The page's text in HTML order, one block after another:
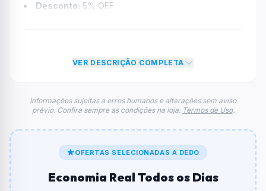
Desconto: 5% OFF
Na prática, a empresaElectroluxdará um desconto de
cupom.
FAQ – Cupom Electrolux
De quanto é o desconto?
O cupom dá5% OFFem compras.
VER DESCRIÇÃO COMPLETA
Informações sujeitas a erros humanos e alterações sem aviso
prévio. Confira sempre as condições na loja. Termos de Uso.
OFERTAS SELECIONADAS A DEDO
Economia Real Todos os Dias